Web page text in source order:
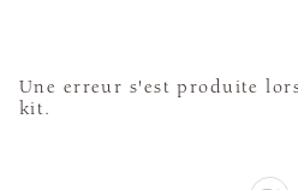
Une erreur s'est produite
kit.